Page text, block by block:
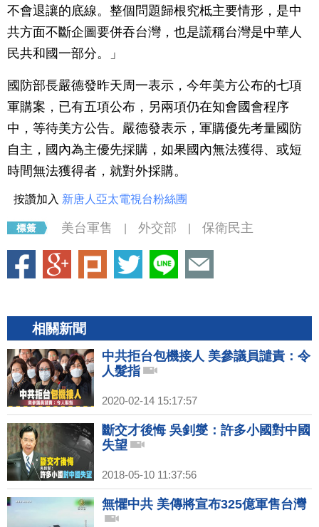
不會退讓的底線。整個問題歸根究柢主要情形，是中
共方面不斷企圖要併吞台灣，也是謊稱台灣是中華人
民共和國一部分。」
國防部長嚴德發昨天周一表示，今年美方公布的七項
軍購案，已有五項公布，另兩項仍在知會國會程序
中，等待美方公告。嚴德發表示，軍購優先考量國防
自主，國內為主優先採購，如果國內無法獲得、或短
時間無法獲得者，就對外採購。
按讚加入 新唐人亞太電視台粉絲團
美台軍售 外交部 保衛民主
相關新聞
中共拒台包機接人 美參議員譴責：令
人髮指
2020-02-14 15:17:57
斷交才後悔 吳釗燮：許多小國對中國
失望
2018-05-10 11:37:56
無懼中共 美傳將宣布325億軍售台灣